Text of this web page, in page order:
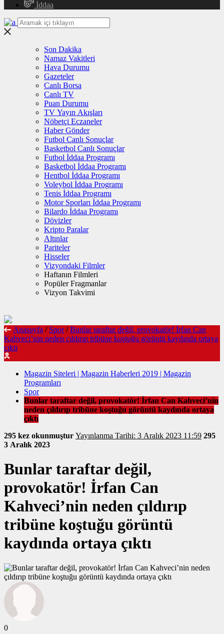
İddaa
Son Dakika
Namaz Vakitleri
Hava Durumu
Gazeteler
Canlı Borsa
Canlı TV
Puan Durumu
TV Yayın Akışları
Nöbetçi Eczaneler
Haber Gönder
Futbol Canlı Sonuçlar
Basketbol Canlı Sonuçlar
Futbol İddaa Programı
Basketbol İddaa Programı
Hentbol İddaa Programı
Voleybol İddaa Programı
Tenis İddaa Programı
Motor Sporları İddaa Programı
Bilardo İddaa Programı
Dövizler
Kripto Paralar
Altınlar
Pariteler
Hisseler
Vizyondaki Filmler
Haftanın Filmleri
Popüler Fragmanlar
Vizyon Takvimi
Anasayfa / Spor / Bunlar taraftar değil, provokatör! İrfan Can
Kahveci’nin neden çıldırıp tribüne koştuğu görüntü kaydında ortaya
çıktı
Magazin Siteleri | Magazin Haberleri 2019 | Magazin
Programları
Spor
Bunlar taraftar değil, provokatör! İrfan Can Kahveci’nin
neden çıldırıp tribüne koştuğu görüntü kaydında ortaya
çıktı
295 kez okunmuştur
Yayınlanma Tarihi: 3 Aralık 2023 11:59 295
3 Aralık 2023
Bunlar taraftar değil,
provokatör! İrfan Can
Kahveci’nin neden çıldırıp
tribüne koştuğu görüntü
kaydında ortaya çıktı
0